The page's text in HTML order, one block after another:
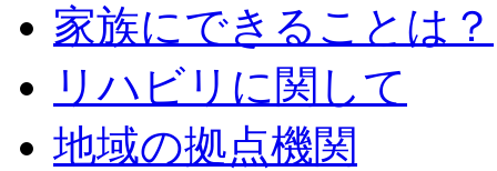
家族にできることは？
リハビリに関して
地域の拠点機関